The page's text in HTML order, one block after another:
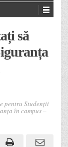
să
pentru Studenții
în campus –